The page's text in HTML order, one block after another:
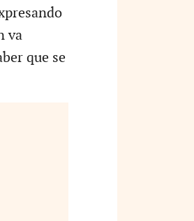
va
que se